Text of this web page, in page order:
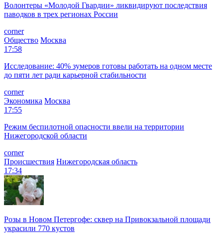
Волонтеры «Молодой Гвардии» ликвидируют последствия
паводков в трех регионах России
corner
Общество Москва
17:58
Исследование: 40% зумеров готовы работать на одном месте
до пяти лет ради карьерной стабильности
corner
Экономика Москва
17:55
Режим беспилотной опасности ввели на территории
Нижегородской области
corner
Происшествия Нижегородская область
17:34
Розы в Новом Петергофе: сквер на Привокзальной площади
украсили 770 кустов